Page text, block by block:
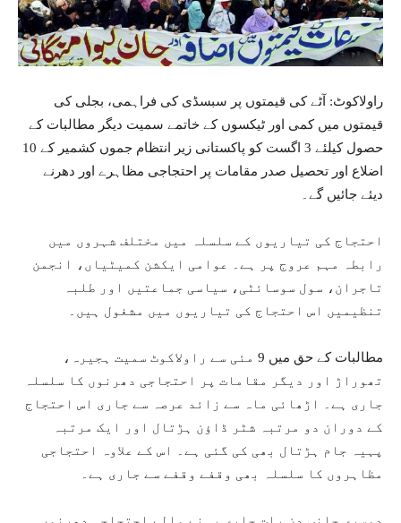
راولاکوٹ: آٹے کی قیمتوں پر سبسڈی کی فراہمی، بجلی کی
قیمتوں میں کمی اور ٹیکسوں کے خاتمے سمیت دیگر مطالبات کے
حصول کیلئے 3 اگست کو پاکستانی زیر انتظام جموں کشمیر کے 10
اضلاع اور تحصیل صدر مقامات پر احتجاجی مظاہرے اور دھرنے
دیئے جائیں گے۔
احتجاج کی تیاریوں کے سلسلہ میں مختلف شہروں میں
رابطہ مہم عروج پر ہے۔ عوامی ایکشن کمیٹیاں، انجمن
تاجران، سول سوسائٹی، سیاسی جماعتیں اور طلبہ
تنظیمیں اس احتجاج کی تیاریوں میں مشغول ہیں۔
مطالبات کے حق میں 9 مئی سے راولاکوٹ سمیت ہجیرہ،
تھوراڑ اور دیگر مقامات پر احتجاجی دھرنوں کا سلسلہ
جاری ہے۔ اڑھائی ماہ سے زائد عرصہ سے جاری اس احتجاج
کے دوران دو مرتبہ شٹر ڈاؤن ہڑتال اور ایک مرتبہ
پہیہ جام ہڑتال بھی کی گئی ہے۔ اس کے علاوہ احتجاجی
مظاہروں کا سلسلہ بھی وقفے وقفے سے جاری ہے۔